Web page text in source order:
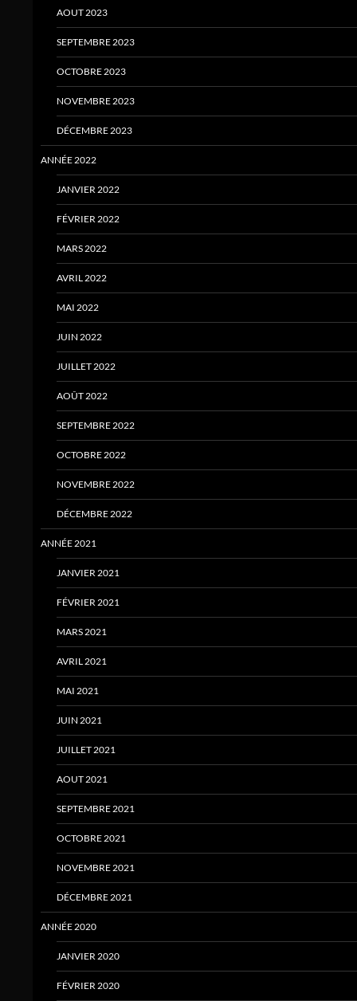
AOUT 2023
SEPTEMBRE 2023
OCTOBRE 2023
NOVEMBRE 2023
DÉCEMBRE 2023
ANNÉE 2022
JANVIER 2022
FÉVRIER 2022
MARS 2022
AVRIL 2022
MAI 2022
JUIN 2022
JUILLET 2022
AOÛT 2022
SEPTEMBRE 2022
OCTOBRE 2022
NOVEMBRE 2022
DÉCEMBRE 2022
ANNÉE 2021
JANVIER 2021
FÉVRIER 2021
MARS 2021
AVRIL 2021
MAI 2021
JUIN 2021
JUILLET 2021
AOUT 2021
SEPTEMBRE 2021
OCTOBRE 2021
NOVEMBRE 2021
DÉCEMBRE 2021
ANNÉE 2020
JANVIER 2020
FÉVRIER 2020